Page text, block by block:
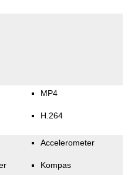
MP4
H.264
Accelerometer
Kompas